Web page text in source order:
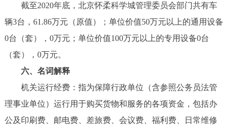
截至2020年底，北京怀柔科学城管理委员会部门共有车
辆3台，61.86万元（原值）；单位价值50万元以上的通用设备
0台（套），0万元；单位价值100万元以上的专用设备0台
（套），0万元。
六、名词解释
机关运行经费：指为保障行政单位（含参照公务员法管
理事业单位）运行用于购买货物和服务的各项资金，包括办
公及印刷费、邮电费、差旅费、会议费、福利费、日常维修